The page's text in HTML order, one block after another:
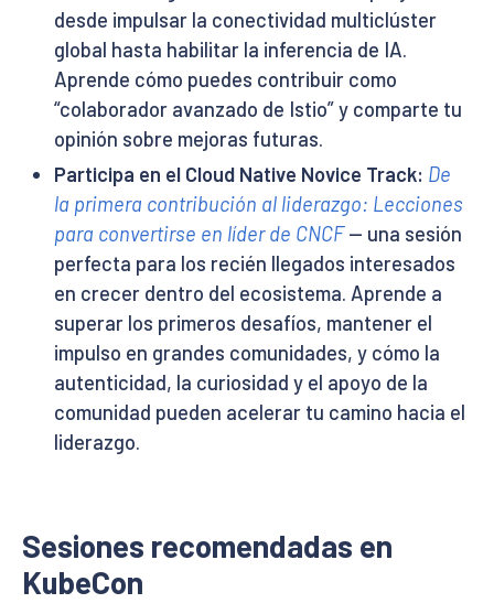
desde impulsar la conectividad multiclúster
global hasta habilitar la inferencia de IA.
Aprende cómo puedes contribuir como
“colaborador avanzado de Istio” y comparte tu
opinión sobre mejoras futuras.
Participa en el Cloud Native Novice Track: De
la primera contribución al liderazgo: Lecciones
para convertirse en líder de CNCF— una sesión
perfecta para los recién llegados interesados
en crecer dentro del ecosistema. Aprende a
superar los primeros desafíos, mantener el
impulso en grandes comunidades, y cómo la
autenticidad, la curiosidad y el apoyo de la
comunidad pueden acelerar tu camino hacia el
liderazgo.
Sesiones recomendadas en
KubeCon